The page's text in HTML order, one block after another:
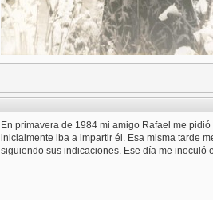
En primavera de 1984 mi amigo Rafael me
inicialmente iba a impartir él. Esa misma tarde
siguiendo sus indicaciones. Ese día me inoculó